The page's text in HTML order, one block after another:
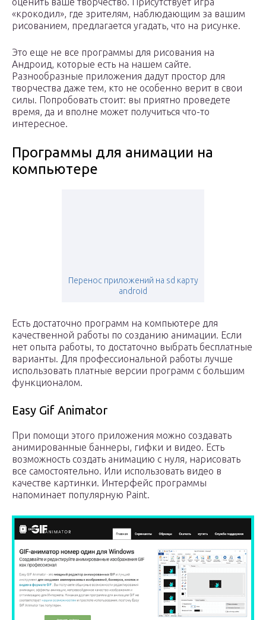
«крокодил», где зрителям, наблюдающим за вашим
рисованием, предлагается угадать, что на рисунке.
Это еще не все программы для рисования на
Андроид, которые есть на нашем сайте.
Разнообразные приложения дадут простор для
творчества даже тем, кто не особенно верит в свои
силы. Попробовать стоит: вы приятно проведете
время, да и вполне может получиться что-то
интересное.
Программы для анимации на
компьютере
Перенос приложений на sd карту
android
Есть достаточно программ на компьютере для
качественной работы по созданию анимации. Если
нет опыта работы, то достаточно выбрать бесплатные
варианты. Для профессиональной работы лучше
использовать платные версии программ с большим
функционалом.
Easy Gif Animator
При помощи этого приложения можно создавать
анимированные баннеры, гифки и видео. Есть
возможность создать анимацию с нуля, нарисовать
все самостоятельно. Или использовать видео в
качестве картинки. Интерфейс программы
напоминает популярную Paint.